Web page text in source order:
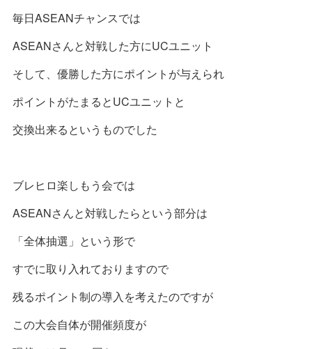
毎日ASEANチャンスでは
ASEANさんと対戦した方にUCユニット
そして、優勝した方にポイントが与えられ
ポイントがたまるとUCユニットと
交換出来るというものでした
ブレヒロ楽しもう会では
ASEANさんと対戦したらという部分は
「全体抽選」という形で
すでに取り入れておりますので
残るポイント制の導入を考えたのですが
この大会自体が開催頻度が